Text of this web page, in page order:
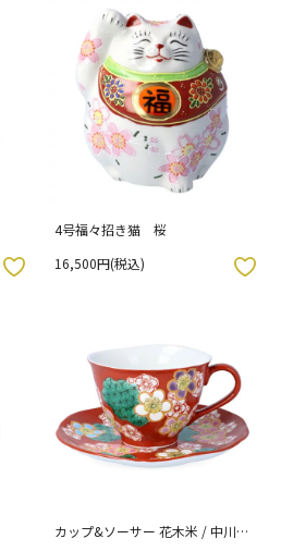
4号福々招き猫 桜
16,500円(税込)
お気に入りボタン
カップ&ソーサー 花木米 / 中川眞